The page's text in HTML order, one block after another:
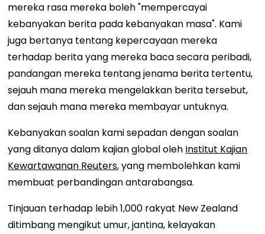
mereka rasa mereka boleh "mempercayai
kebanyakan berita pada kebanyakan masa". Kami
juga bertanya tentang kepercayaan mereka
terhadap berita yang mereka baca secara peribadi,
pandangan mereka tentang jenama berita tertentu,
sejauh mana mereka mengelakkan berita tersebut,
dan sejauh mana mereka membayar untuknya.
Kebanyakan soalan kami sepadan dengan soalan
yang ditanya dalam kajian global oleh Institut Kajian
Kewartawanan Reuters, yang membolehkan kami
membuat perbandingan antarabangsa.
Tinjauan terhadap lebih 1,000 rakyat New Zealand
ditimbang mengikut umur, jantina, kelayakan